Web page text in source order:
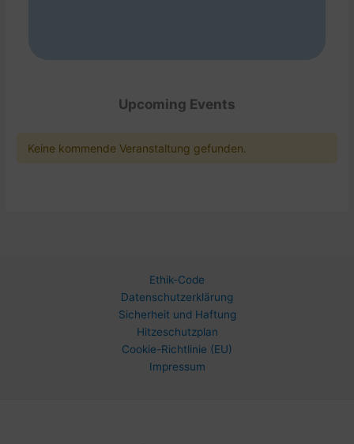
Upcoming Events
Keine kommende Veranstaltung gefunden.
Ethik-Code
Datenschutzerklärung
Sicherheit und Haftung
Hitzeschutzplan
Cookie-Richtlinie (EU)
Impressum